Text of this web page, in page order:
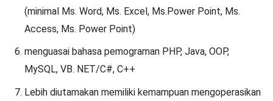
(minimal Ms. Word, Ms. Excel, Ms.Power Point, Ms.
Access, Ms. Power Point)
menguasai bahasa pemograman PHP, Java, OOP,
MySQL, VB. NET/C#, C++
Lebih diutamakan memiliki kemampuan mengoperasikan